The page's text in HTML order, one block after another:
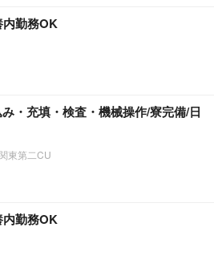
勤務OK
・充填・検査・機械操作/寮完備/日
東第二CU
勤務OK